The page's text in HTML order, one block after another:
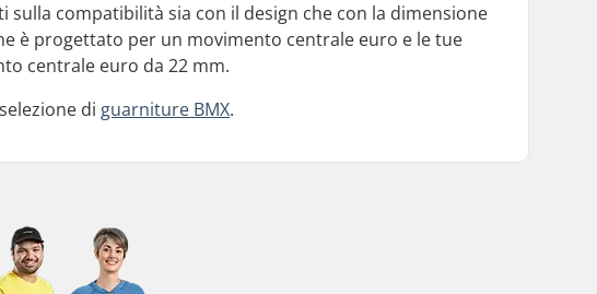
compatibilità sia con il design che con la dimensione
è progettato per un movimento centrale euro e le tue
centrale euro da 22 mm.
di guarniture BMX.